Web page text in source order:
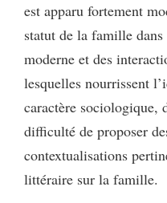
est apparu fortement
statut de la famille
moderne et des
lesquelles nourrissent
caractère sociologique,
difficulté de proposer
contextualisations
littéraire sur la famille.